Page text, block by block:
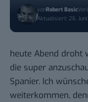
vonRobert Basic
Aktualisiert: 26.
heute Abend droht
die super
Spanier. Ich
weiterkommen,